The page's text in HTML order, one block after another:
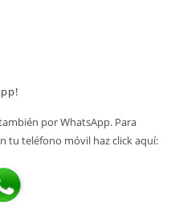
por WhatsApp. Para
tu teléfono móvil haz click aquí: